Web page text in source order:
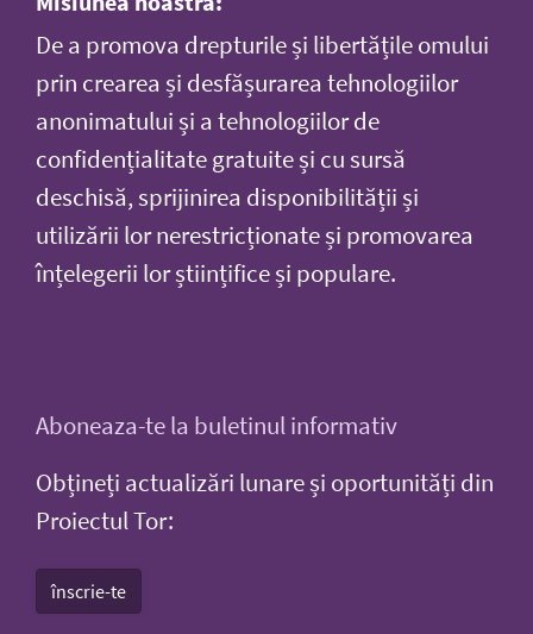
De a promova drepturile și libertățile omului
prin crearea și desfășurarea tehnologiilor
anonimatului și a tehnologiilor de
confidențialitate gratuite și cu sursă
deschisă, sprijinirea disponibilității și
utilizării lor nerestricționate și promovarea
înțelegerii lor științifice și populare.
Aboneaza-te la buletinul informativ
Obțineți actualizări lunare și oportunități din
Proiectul Tor:
înscrie-te